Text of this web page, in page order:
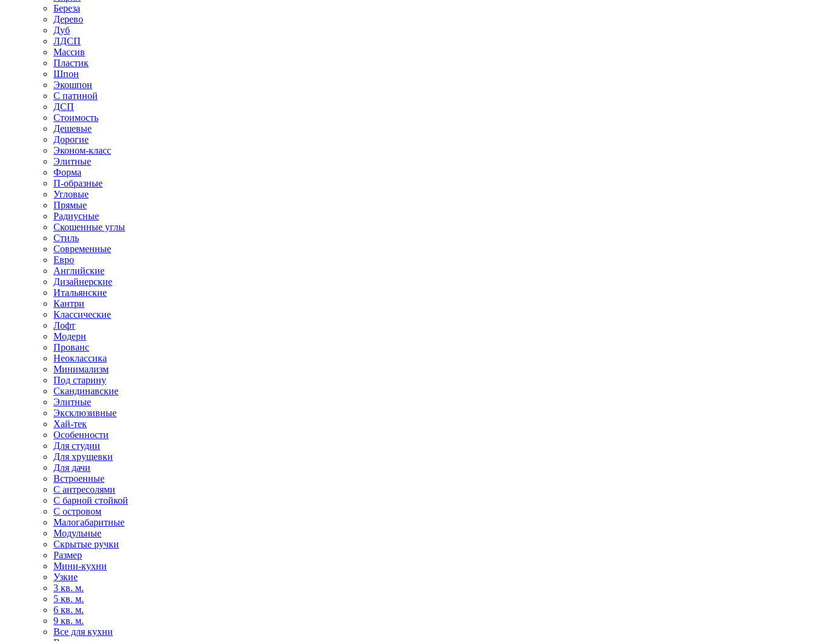
Береза
Дерево
Дуб
ЛДСП
Массив
Пластик
Шпон
Экошпон
С патиной
ДСП
Стоимость
Дешевые
Дорогие
Эконом-класс
Элитные
Форма
П-образные
Угловые
Прямые
Радиусные
Скошенные углы
Стиль
Современные
Евро
Английские
Дизайнерские
Итальянские
Кантри
Классические
Лофт
Модерн
Прованс
Неоклассика
Минимализм
Под старину
Скандинавские
Элитные
Эксклюзивные
Хай-тек
Особенности
Для студии
Для хрущевки
Для дачи
Встроенные
С антресолями
С барной стойкой
С островом
Малогабаритные
Модульные
Скрытые ручки
Размер
Мини-кухни
Узкие
3 кв. м.
5 кв. м.
6 кв. м.
9 кв. м.
Все для кухни